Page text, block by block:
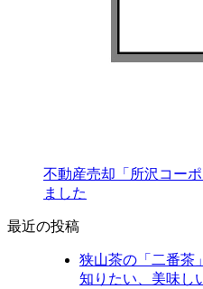
不動産売却「所沢コー
ました
最近の投稿
狭山茶の「二番茶
知りたい、美味し